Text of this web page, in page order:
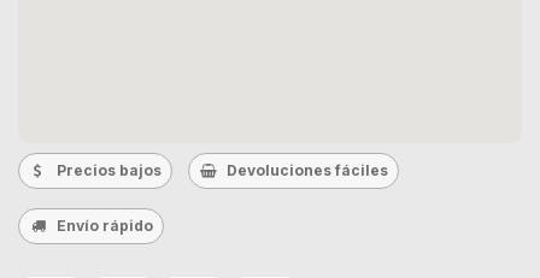
Precios bajos Devoluciones fáciles
Envío rápido